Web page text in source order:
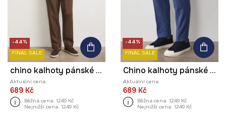
-44%
FINAL SALE
chino kalhoty pánské lněné
Aktuální cena:
689 Kč
Běžná cena: 1249 Kč
Nejnižší cena: 1249 Kč
-44%
FINAL SALE
Chino kalhoty pánské se lnem regular waist
Aktuální cena:
689 Kč
Běžná cena: 1249 Kč
Nejnižší cena: 1249 Kč